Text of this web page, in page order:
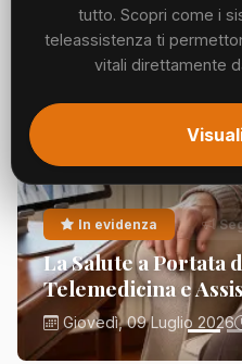
tutto. Scopri come i
teleassistenza ti
vitali direttamente
In evidenza
La Salute a Portata
Telemedicina e
Giovedì, 09 Luglio 2026